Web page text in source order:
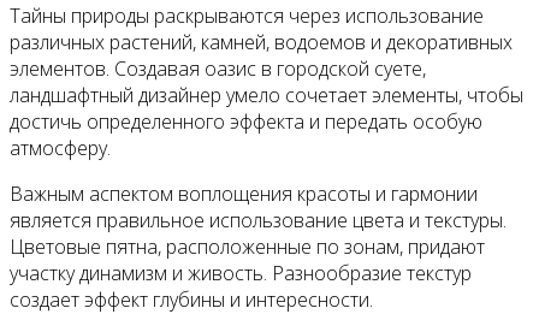
Тайны природы раскрываются через использование
различных растений, камней, водоемов и декоративных
элементов. Создавая оазис в городской суете,
ландшафтный дизайнер умело сочетает элементы, чтобы
достичь определенного эффекта и передать особую
атмосферу.
Важным аспектом воплощения красоты и гармонии
является правильное использование цвета и текстуры.
Цветовые пятна, расположенные по зонам, придают
участку динамизм и живость. Разнообразие текстур
создает эффект глубины и интересности.